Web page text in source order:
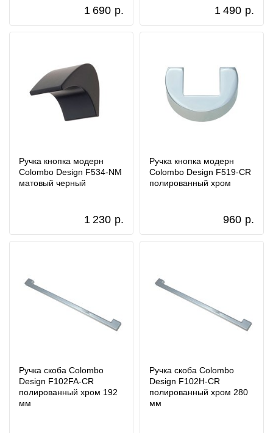
1 690 р. 1 490 р.
Ручка кнопка модерн
Colombo Design F534-NM
матовый черный
1 230 р.
Ручка кнопка модерн
Colombo Design F519-CR
полированный хром
960 р.
Ручка скоба Colombo
Design F102FA-CR
полированный хром 192
мм
Ручка скоба Colombo
Design F102H-CR
полированный хром 280
мм